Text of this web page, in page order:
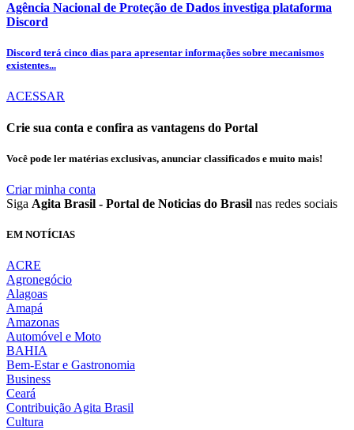
Agência Nacional de Proteção de Dados investiga plataforma
Discord
Discord terá cinco dias para apresentar informações sobre mecanismos
existentes...
ACESSAR
Crie sua conta e confira as vantagens do Portal
Você pode ler matérias exclusivas, anunciar classificados e muito mais!
Criar minha conta
Siga Agita Brasil - Portal de Noticias do Brasil nas redes sociais
EM NOTÍCIAS
ACRE
Agronegócio
Alagoas
Amapá
Amazonas
Automóvel e Moto
BAHIA
Bem-Estar e Gastronomia
Business
Ceará
Contribuição Agita Brasil
Cultura